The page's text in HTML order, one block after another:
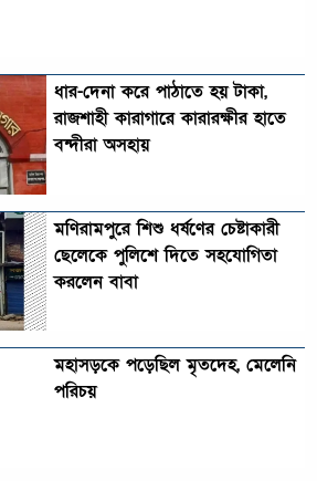
ধার-দেনা করে পাঠাতে হয় টাকা,
রাজশাহী কারাগারে কারারক্ষীর হাতে
বন্দীরা অসহায়
মণিরামপুরে শিশু ধর্ষণের চেষ্টাকারী
ছেলেকে পুলিশে দিতে সহযোগিতা
করলেন বাবা
মহাসড়কে পড়েছিল মৃতদেহ, মেলেনি
পরিচয়